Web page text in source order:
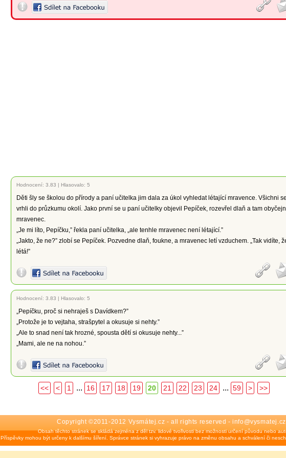
Hodnocení: 3.83 | Hlasovalo: 5
Děti šly se školou do přírody a paní učitelka jim dala za úkol vyhledat létající mravence. Všichni
vrhli do průzkumu okolí. Jako první se u paní učitelky objevil Pepíček, rozevřel dlaň a tam
mravenec.
„Je mi líto, Pepíčku,” řekla paní učitelka, „ale tenhle mravenec není létající.”
„Jakto, že ne?” zlobí se Pepíček. Pozvedne dlaň, foukne, a mravenec letí vzduchem. „Tak vidíte,
létá!”
Hodnocení: 3.83 | Hlasovalo: 5
„Pepíčku, proč si nehraješ s Davídkem?”
„Protože je to vejtaha, strašpytel a okusuje si nehty.”
„Ale to snad není tak hrozné, spousta dětí si okusuje nehty...”
„Mami, ale ne na nohou.”
<< < 1 ... 16 17 18 19 20 21 22 23 24 ... 59 > >>
Copyright ©2011-2012 Vysmátej.cz - all rights reserved - info@vysmatej.cz
Obsah těchto stránek se skládá zejména z děl tzv. lidové tvořivosti bez možnosti určení původu nebo
Příspěvky mohou být určeny k dalšímu šíření. Správce stránek si vyhrazuje právo na změnu obsahu a schválení či